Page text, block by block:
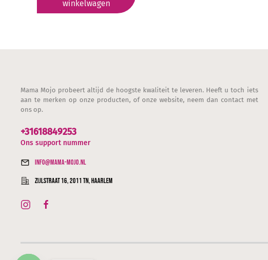
winkelwagen
Mama Mojo probeert altijd de hoogste kwaliteit te leveren. Heeft u toch iets
aan te merken op onze producten, of onze website, neem dan contact met
ons op.
+31618849253
Ons support nummer
info@mama-mojo.nl
Zijlstraat 16, 2011 TN, Haarlem